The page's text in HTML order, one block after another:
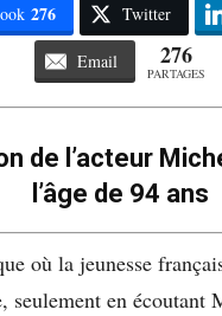
276 Twitter
Email 276
PARTAGES
de l’acteur
l’âge de 94 ans
où la jeunesse
seulement en écoutant